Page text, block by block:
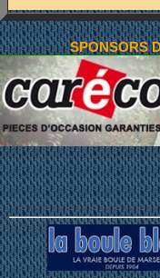
SPONSORS